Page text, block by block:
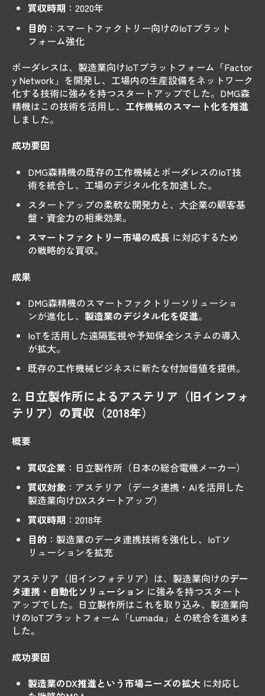
買収時期 ：2020年
目的 ：スマートファクトリー向けのIoTプラット
フォーム強化
ボーダレスは、製造業向けIoTプラットフォーム「Factor
y Network」を開発し、工場内の生産設備をネットワーク
化する技術に強みを持つスタートアップでした。DMG森
精機はこの技術を活用し、 工作機械のスマート化を推進
しました。
成功要因
DMG森精機の既存の工作機械とボーダレスのIoT技
術を統合し、工場のデジタル化を加速した。
スタートアップの柔軟な開発力と、大企業の顧客基
盤・資金力の相乗効果。
スマートファクトリー市場の成長 に対応するため
の戦略的な買収。
成果
DMG森精機のスマートファクトリーソリューショ
ンが進化し、製造業のデジタル化を促進。
IoTを活用した遠隔監視や予知保全システムの導入
が拡大。
既存の工作機械ビジネスに新たな付加価値を提供。
2. 日立製作所によるアステリア（旧インフォ
テリア）の買収（2018年）
概要
買収企業 ：日立製作所（日本の総合電機メーカー）
買収対象 ：アステリア（データ連携・AIを活用した
製造業向けDXスタートアップ）
買収時期 ：2018年
目的 ：製造業のデータ連携技術を強化し、IoTソ
リューションを拡充
アステリア（旧インフォテリア）は、製造業向けのデー
タ連携・自動化ソリューション に強みを持つスタート
アップでした。日立製作所はこれを取り込み、製造業向
けのIoTプラットフォーム「Lumada」との統合を進めま
した。
成功要因
製造業のDX推進という市場ニーズの拡大 に対応し